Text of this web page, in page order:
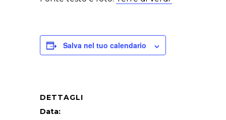
Salva nel tuo calendario
DETTAGLI
Data: